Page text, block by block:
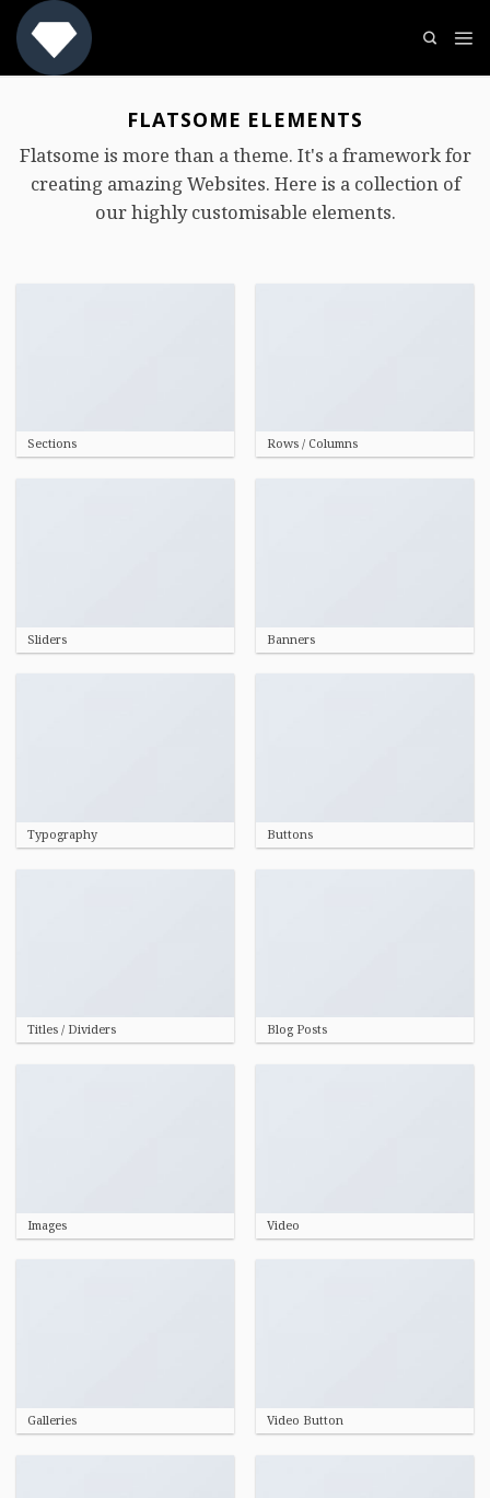
Skip
content
FLATSOME ELEMENTS
Flatsome is more than a theme. It's a framework for
creating amazing Websites. Here is a collection of
our highly customisable elements.
Sections Rows / Columns
Sliders Banners
Typography Buttons
Titles / Dividers Blog Posts
Images Video
Galleries Video Button